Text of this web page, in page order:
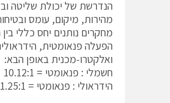
הנדרשת של יכולת שליטה
מהירות, מיקום, עומס
מחקרים נותנים יחס כללי
הפעלה פנאומטית,
ואלקטרו-מכנית באופן הבא:
חשמלי : פנאומטי = 10.12:1
הידראולי : פנאומטי = 1.25:1 [8]